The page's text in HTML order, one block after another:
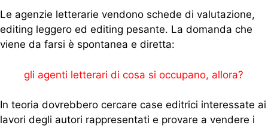
Le agenzie letterarie vendono schede di valutazione,
editing leggero ed editing pesante. La domanda che
viene da farsi è spontanea e diretta:
gli agenti letterari di cosa si occupano, allora?
In teoria dovrebbero cercare case editrici interessate ai
lavori degli autori rappresentati e provare a vendere i